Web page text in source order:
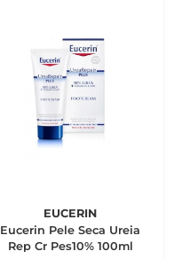
EUCERIN
Eucerin Pele Seca Ureia
Rep Cr Pes10% 100ml